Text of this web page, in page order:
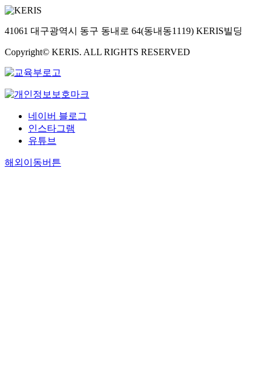
41061 대구광역시 동구 동내로 64(동내동1119) KERIS빌딩
Copyright© KERIS. ALL RIGHTS RESERVED
네이버 블로그
인스타그램
유튜브
해외이동버튼